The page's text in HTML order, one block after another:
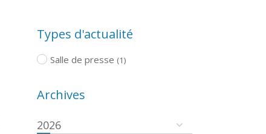
Types d'actualité
Salle de presse (1)
Archives
2026